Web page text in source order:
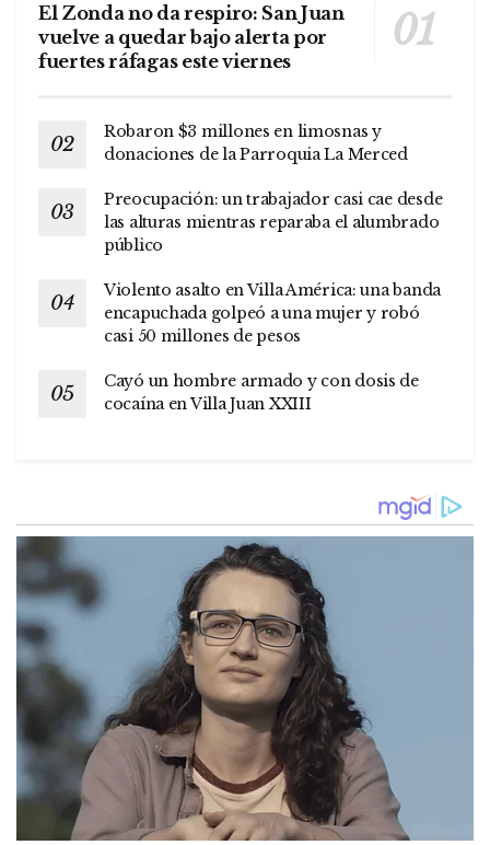
El Zonda no da respiro: San Juan
vuelve a quedar bajo alerta por
fuertes ráfagas este viernes
Robaron $3 millones en limosnas y
donaciones de la Parroquia La Merced
Preocupación: un trabajador casi cae desde
las alturas mientras reparaba el alumbrado
público
Violento asalto en Villa América: una banda
encapuchada golpeó a una mujer y robó
casi 50 millones de pesos
Cayó un hombre armado y con dosis de
cocaína en Villa Juan XXIII